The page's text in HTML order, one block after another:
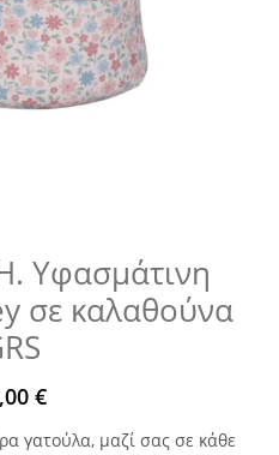
Υφασμάτινη
σε καλαθούνα
€
γατούλα, μαζί σας σε κάθε